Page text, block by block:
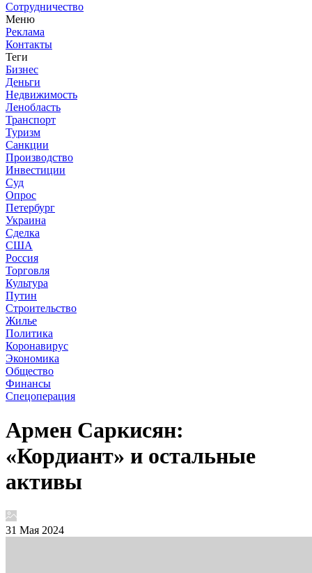
Сотрудничество
Меню
Реклама
Контакты
Теги
Бизнес
Деньги
Недвижимость
Ленобласть
Транспорт
Туризм
Санкции
Производство
Инвестиции
Суд
Опрос
Петербург
Украина
Сделка
США
Россия
Торговля
Культура
Путин
Строительство
Жилье
Политика
Коронавирус
Экономика
Общество
Финансы
Спецоперация
Армен Саркисян:
«Кордиант» и остальные
активы
31 Мая 2024